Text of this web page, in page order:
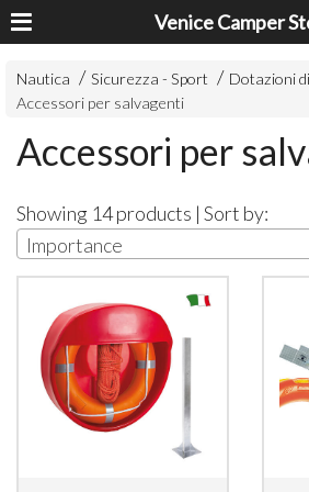
Venice Camper
Nautica Sicurezza - Sport
Dotazioni
Accessori per salvagenti
Accessori per
Showing 14 products | Sort by:
Importance